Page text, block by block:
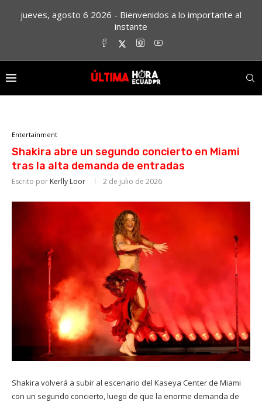
jueves, agosto 6 2026 - Bienvenidos a lo importante al
instante
Entertainment
Shakira abre un segundo concierto en Miami
tras la alta demanda de entradas
Escrito por Kerlly Loor 2 de julio de 2026
Shakira volverá a subir al escenario del Kaseya Center de Miami
con un segundo concierto, luego de que la enorme demanda de